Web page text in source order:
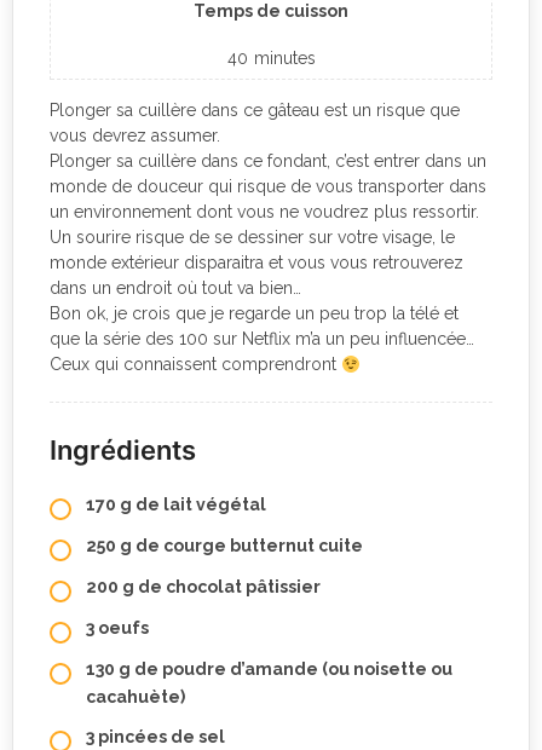
Temps de cuisson
40 minutes
Plonger sa cuillère dans ce gâteau est un risque que
vous devrez assumer.
Plonger sa cuillère dans ce fondant, c’est entrer dans un
monde de douceur qui risque de vous transporter dans
un environnement dont vous ne voudrez plus ressortir.
Un sourire risque de se dessiner sur votre visage, le
monde extérieur disparaitra et vous vous retrouverez
dans un endroit où tout va bien…
Bon ok, je crois que je regarde un peu trop la télé et
que la série des 100 sur Netflix m’a un peu influencée…
Ceux qui connaissent comprendront
Ingrédients
170 g de lait végétal
250 g de courge butternut cuite
200 g de chocolat pâtissier
3 oeufs
130 g de poudre d’amande (ou noisette ou
cacahuète)
3 pincées de sel